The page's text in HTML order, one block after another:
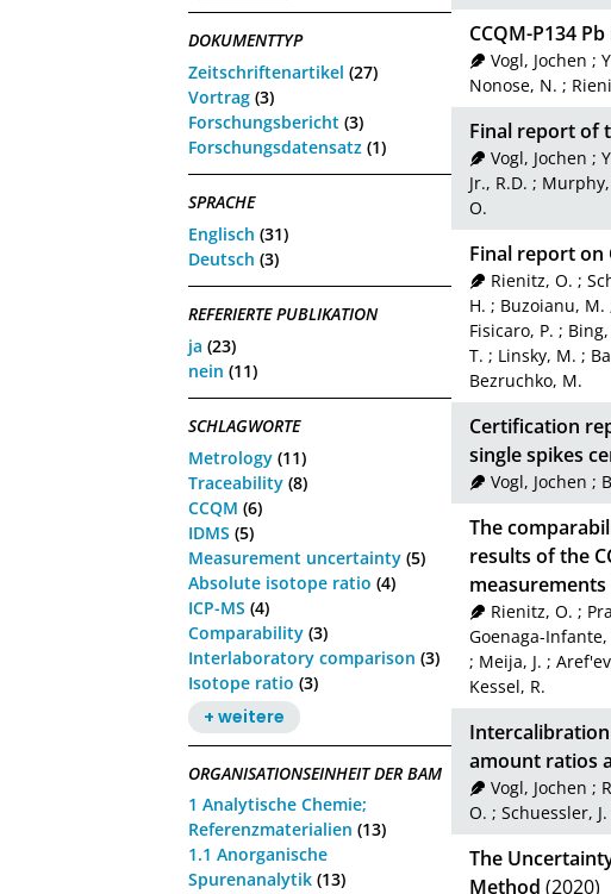
DOKUMENTTYP
Zeitschriftenartikel (27)
Vortrag (3)
Forschungsbericht (3)
Forschungsdatensatz (1)
SPRACHE
Englisch (31)
Deutsch (3)
REFERIERTE PUBLIKATION
ja (23)
nein (11)
SCHLAGWORTE
Metrology (11)
Traceability (8)
CCQM (6)
IDMS (5)
Measurement uncertainty (5)
Absolute isotope ratio (4)
ICP-MS (4)
Comparability (3)
Interlaboratory comparison (3)
Isotope ratio (3)
+ weitere
ORGANISATIONSEINHEIT DER BAM
1 Analytische Chemie;
Referenzmaterialien (13)
1.1 Anorganische
Spurenanalytik (13)
CCQM-P134
Vogl, Jochen ;
Nonose, N. ;
Final report of
Vogl, Jochen ;
Jr., R.D. ;
O.
Final report on
Rienitz, O. ;
H. ; Buzoianu, M.
Fisicaro, P. ;
T. ; Linsky, M. ;
Bezruchko, M.
Certification
single spikes
Vogl, Jochen ;
The
results of the
measurements
Rienitz, O. ;
Goenaga-Infante,
; Meija, J. ;
Kessel, R.
amount ratios
Vogl, Jochen ;
O. ; Schuessler, J.
The
Method (2020)